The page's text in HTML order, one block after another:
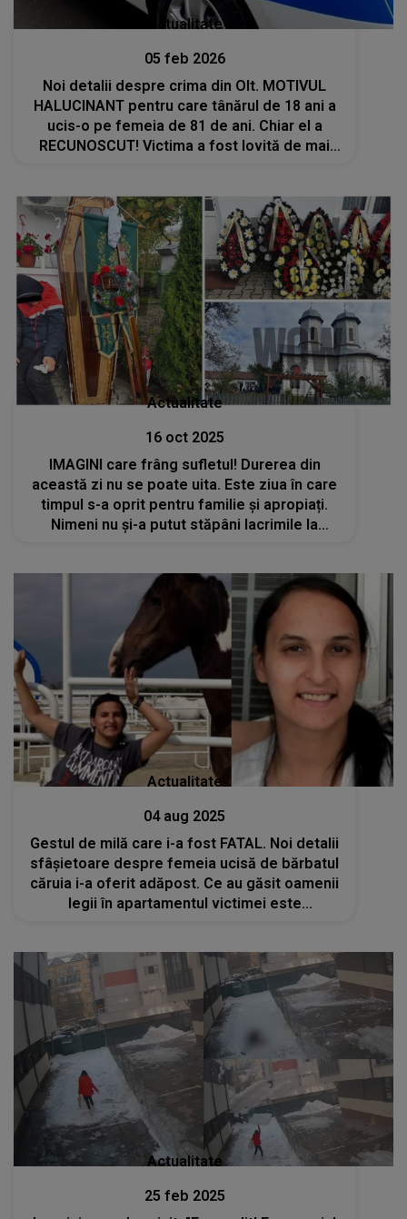
Actualitate
05 feb 2026
Noi detalii despre crima din Olt. MOTIVUL
HALUCINANT pentru care tânărul de 18 ani a
ucis-o pe femeia de 81 de ani. Chiar el a
RECUNOSCUT! Victima a fost lovită de mai
Actualitate
16 oct 2025
IMAGINI care frâng sufletul! Durerea din
această zi nu se poate uita. Este ziua în care
timpul s-a oprit pentru familie și apropiați.
Nimeni nu și-a putut stăpâni lacrimile la
Actualitate
04 aug 2025
Gestul de milă care i-a fost FATAL. Noi detalii
sfâşietoare despre femeia ucisă de bărbatul
căruia i-a oferit adăpost. Ce au găsit oamenii
legii în apartamentul victimei este
Actualitate
25 feb 2025